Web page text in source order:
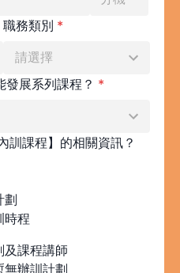
職務類別 *
請選擇
發展系列課程 ？ *
訓課程】的相關資訊？
劃
時程
及課程講師
無辦訓計劃